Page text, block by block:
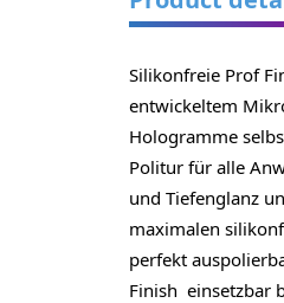
Silikonfreie Prof
entwickeltem
Hologramme
Politur für alle
und Tiefenglanz
maximalen
perfekt
Finish einsetzbar